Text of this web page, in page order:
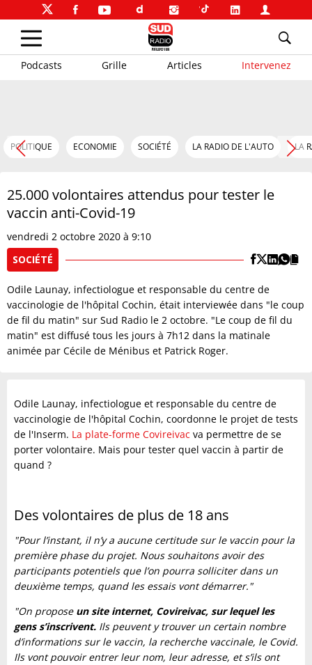
Podcasts Grille Articles Intervenez
POLITIQUE ECONOMIE SOCIÉTÉ LA RADIO DE L'AUTO LA
25.000 volontaires attendus pour tester le
vaccin anti-Covid-19
vendredi 2 octobre 2020 à 9:10
SOCIÉTÉ
Odile Launay, infectiologue et responsable du centre de
vaccinologie de l'hôpital Cochin, était interviewée dans "le coup
de fil du matin" sur Sud Radio le 2 octobre. "Le coup de fil du
matin" est diffusé tous les jours à 7h12 dans la matinale
animée par Cécile de Ménibus et Patrick Roger.
Odile Launay, infectiologue et responsable du centre de
vaccinologie de l'hôpital Cochin, coordonne le projet de tests
de l'Inserm. La plate-forme Covireivac va permettre de se
porter volontaire. Mais pour tester quel vaccin à partir de
quand ?
Des volontaires de plus de 18 ans
"Pour l’instant, il n’y a aucune certitude sur le vaccin pour la
première phase du projet. Nous souhaitons avoir des
participants potentiels que l’on pourra solliciter dans un
deuxième temps, quand les essais vont démarrer."
"On proposeun site internet, Covireivac, sur lequel les
gens s’inscrivent. Ils peuvent y trouver un certain nombre
d’informations sur le vaccin, la recherche vaccinale, le Covid.
Ils vont pouvoir entrer leur nom, leur adresse, et s’ils ont